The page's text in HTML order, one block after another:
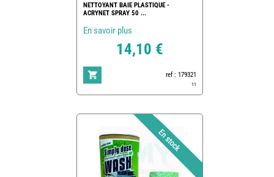
NETTOYANT BAIE PLASTIQUE -
ACRYNET SPRAY 50 ...
En savoir plus
14,10 €
ref : 179321
11